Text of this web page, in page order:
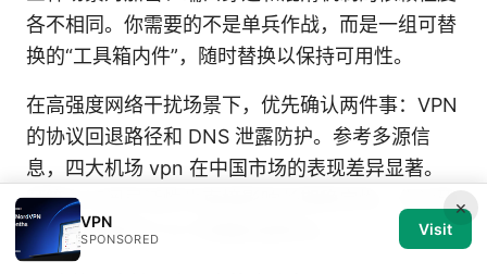
各不相同。你需要的不是单兵作战，而是一组可替
换的“工具箱内件”，随时替换以保持可用性。
在高强度网络干扰场景下，优先确认两件事：VPN
的协议回退路径和 DNS 泄露防护。参考多源信
息，四大机场 vpn 在中国市场的表现差异显著。
预算与订阅灵活性也直接影响长期稳定性。作为研
究者，我看到了几个明确的趋势点。
×
VPN
SPONSORED
Visit